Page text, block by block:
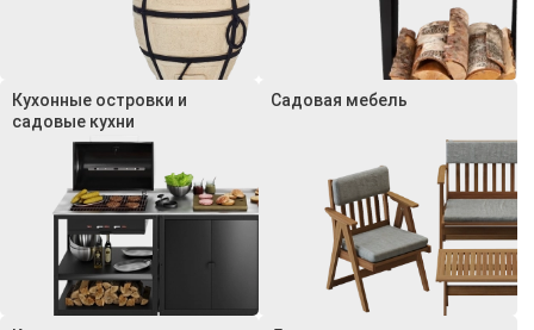
Кухонные островки и
садовые кухни
Садовая мебель